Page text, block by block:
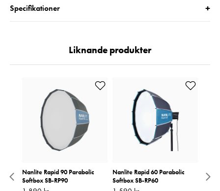
Specifikationer +
Liknande produkter
Go
Nanlite Rapid 90 Parabolic
Softbox SB-RP90
Nanlite Rapid 60 Parabolic
Softbox SB-RP60